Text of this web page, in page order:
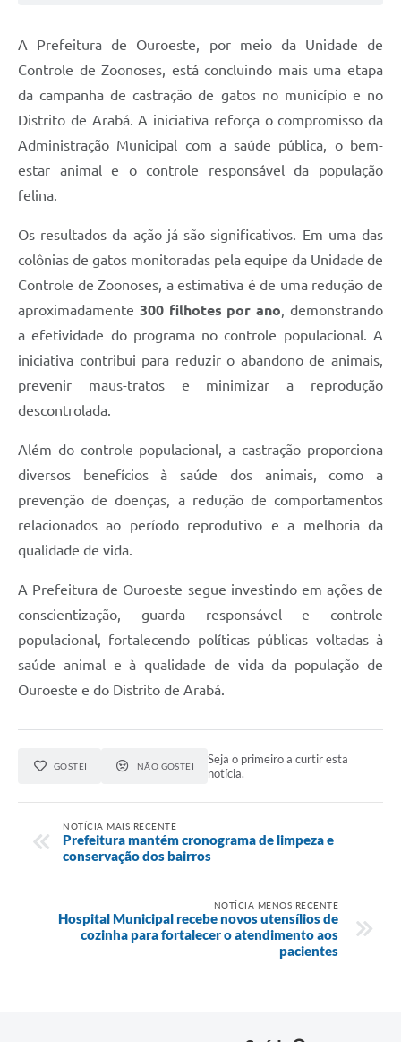
A Prefeitura de Ouroeste, por meio da Unidade de
Controle de Zoonoses, está concluindo mais uma etapa
da campanha de castração de gatos no município e no
Distrito de Arabá. A iniciativa reforça o compromisso da
Administração Municipal com a saúde pública, o bem-
estar animal e o controle responsável da população
felina.
Os resultados da ação já são significativos. Em uma das
colônias de gatos monitoradas pela equipe da Unidade de
Controle de Zoonoses, a estimativa é de uma redução de
aproximadamente 300 filhotes por ano , demonstrando
a efetividade do programa no controle populacional. A
iniciativa contribui para reduzir o abandono de animais,
prevenir maus-tratos e minimizar a reprodução
descontrolada.
Além do controle populacional, a castração proporciona
diversos benefícios à saúde dos animais, como a
prevenção de doenças, a redução de comportamentos
relacionados ao período reprodutivo e a melhoria da
qualidade de vida.
A Prefeitura de Ouroeste segue investindo em ações de
conscientização, guarda responsável e controle
populacional, fortalecendo políticas públicas voltadas à
saúde animal e à qualidade de vida da população de
Ouroeste e do Distrito de Arabá.
GOSTEI NÃO GOSTEI
Seja o primeiro a curtir esta
notícia.
NOTÍCIA MAIS RECENTE
Prefeitura mantém cronograma de limpeza e
conservação dos bairros
NOTÍCIA MENOS RECENTE
Hospital Municipal recebe novos utensílios de
cozinha para fortalecer o atendimento aos
pacientes